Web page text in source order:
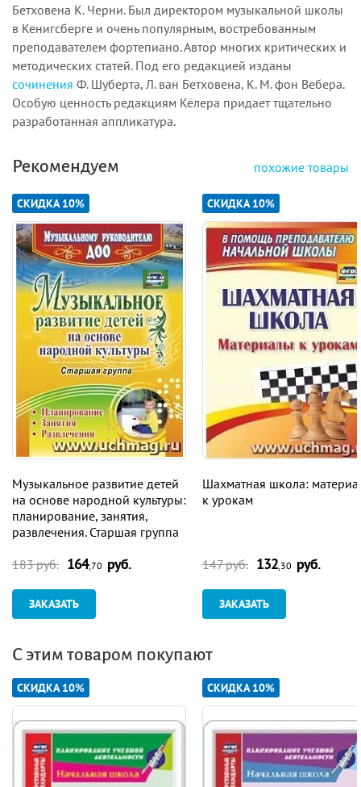
Бетховена К. Черни. Был директором музыкальной школы
в Кенигсберге и очень популярным, востребованным
преподавателем фортепиано. Автор многих критических и
методических статей. Под его редакцией изданы
сочинения Ф. Шуберта, Л. ван Бетховена, К. М. фон Вебера.
Особую ценность редакциям Кёлера придает тщательно
разработанная аппликатура.
Рекомендуем похожие товары
СКИДКА 10%
Музыкальное развитие детей
на основе народной культуры:
планирование, занятия,
развлечения. Старшая группа
183 руб. 164,70 руб.
ЗАКАЗАТЬ
СКИДКА 10%
Шахматная школа:
к урокам
147 руб. 132,30 руб.
ЗАКАЗАТЬ
С этим товаром покупают
СКИДКА 10% СКИДКА 10%